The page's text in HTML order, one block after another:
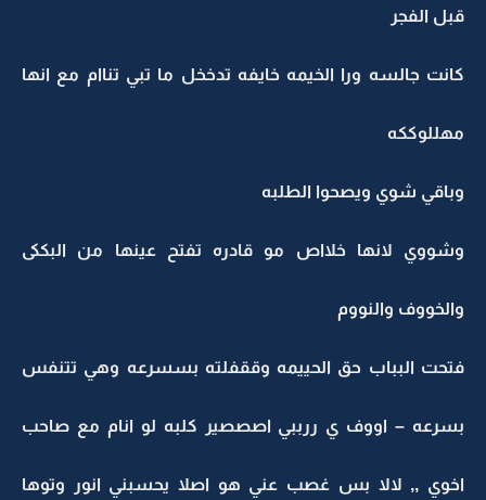
قبل الفجر
كانت جالسه ورا الخيمه خايفه تدخخل ما تبي تناام مع انها
مهللوككه
وباقي شوي ويصحوا الطلبه
وشووي لانها خلااص مو قادره تفتح عينها من البككى
والخووف والنووم
فتحت البباب حق الحييمه وققفلته بسسرعه وهي تتنفس
بسرعه – اووف ي ررببي اصصصير كلبه لو انام مع صاحب
اخوي ,, لالا بس غصب عني هو اصلا يحسبني انور وتوها